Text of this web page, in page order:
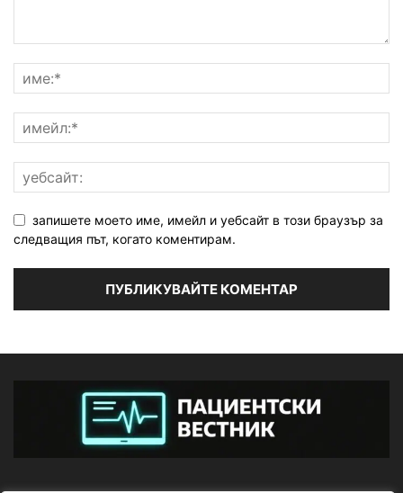
запишете моето име, имейл и уебсайт в този браузър за
следващия път, когато коментирам.